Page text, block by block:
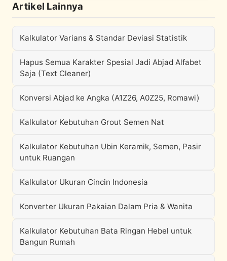
Artikel Lainnya
Kalkulator Varians & Standar Deviasi Statistik
Hapus Semua Karakter Spesial Jadi Abjad Alfabet
Saja (Text Cleaner)
Konversi Abjad ke Angka (A1Z26, A0Z25, Romawi)
Kalkulator Kebutuhan Grout Semen Nat
Kalkulator Kebutuhan Ubin Keramik, Semen, Pasir
untuk Ruangan
Kalkulator Ukuran Cincin Indonesia
Konverter Ukuran Pakaian Dalam Pria & Wanita
Kalkulator Kebutuhan Bata Ringan Hebel untuk
Bangun Rumah